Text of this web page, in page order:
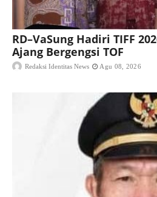
RD–VaSung Hadiri TIFF
Ajang Bergengsi TOF
Redaksi Identitas News Agu 08, 2026